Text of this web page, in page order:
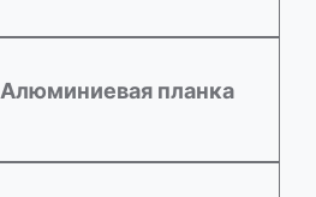
Алюминиевая планка